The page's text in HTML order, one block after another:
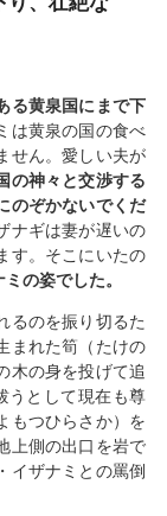
る黄泉国にまで下
は黄泉の国の食べ
せん。愛しい夫が
の神々と交渉する
のぞかないでくだ
ナギは妻が遅いの
す。そこにいたの
の姿でした。
るのを振り切るた
まれた筍（たけの
木の身を投げて追
うとして現在も尊
もつひらさか）を
上側の出口を岩で
イザナミとの罵倒